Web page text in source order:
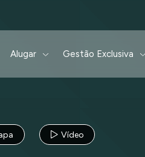
Alugar Gestão Exclusiva
Vídeo